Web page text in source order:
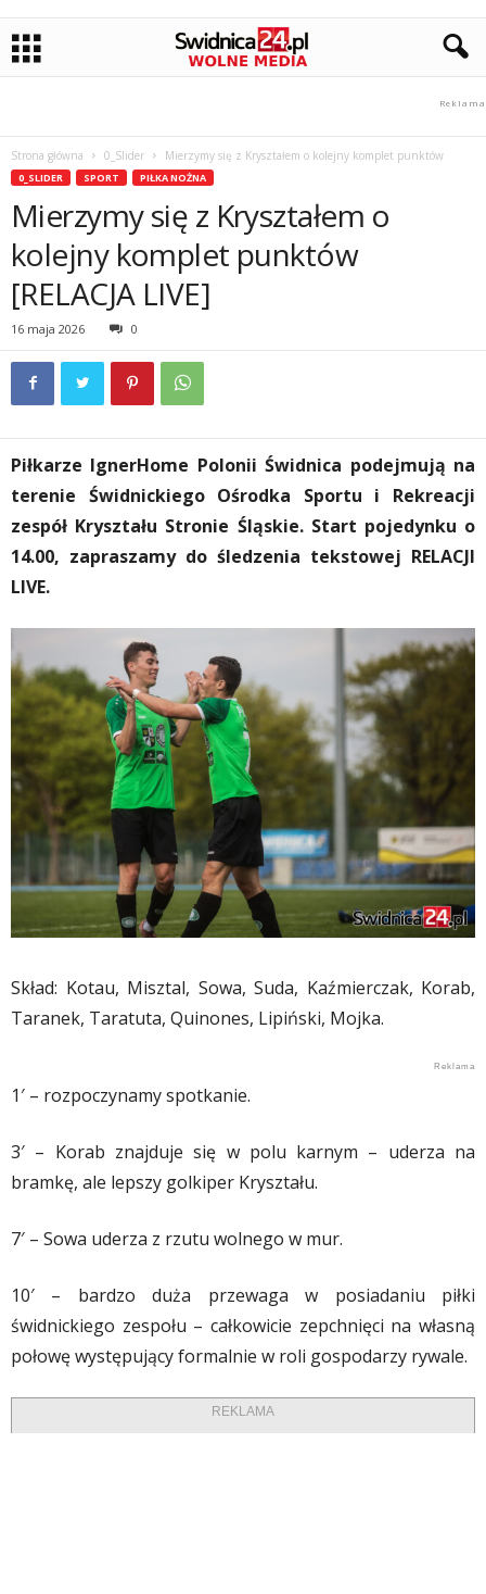
Strona główna 0_Slider Mierzymy się z Kryształem o kolejny komplet punktów
0_SLIDER SPORT PIŁKA NOŻNA
Mierzymy się z Kryształem o
kolejny komplet punktów
[RELACJA LIVE]
16 maja 2026 0
Piłkarze IgnerHome Polonii Świdnica podejmują na
terenie Świdnickiego Ośrodka Sportu i Rekreacji
zespół Kryształu Stronie Śląskie. Start pojedynku o
14.00, zapraszamy do śledzenia tekstowej RELACJI
LIVE.
Skład: Kotau, Misztal, Sowa, Suda, Kaźmierczak, Korab,
Taranek, Taratuta, Quinones, Lipiński, Mojka.
1′ – rozpoczynamy spotkanie.
3′ – Korab znajduje się w polu karnym – uderza na
bramkę, ale lepszy golkiper Kryształu.
7′ – Sowa uderza z rzutu wolnego w mur.
10′ – bardzo duża przewaga w posiadaniu piłki
świdnickiego zespołu – całkowicie zepchnięci na własną
połowę występujący formalnie w roli gospodarzy rywale.
REKLAMA